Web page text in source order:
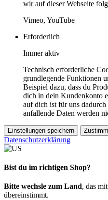
wir auf dieser Webseite
Vimeo, YouTube
Erforderlich
Immer aktiv
Technisch erforderliche
grundlegende Funktionen
Beispiel dazu, dass du
dich in dein Kundenkonto
auf dich ist für uns
anfallende Daten werden
Einstellungen speichern
Datenschutzerklärung
Bist du im richtigen Shop?
Bitte wechsle zum Land, das
übereinstimmt.